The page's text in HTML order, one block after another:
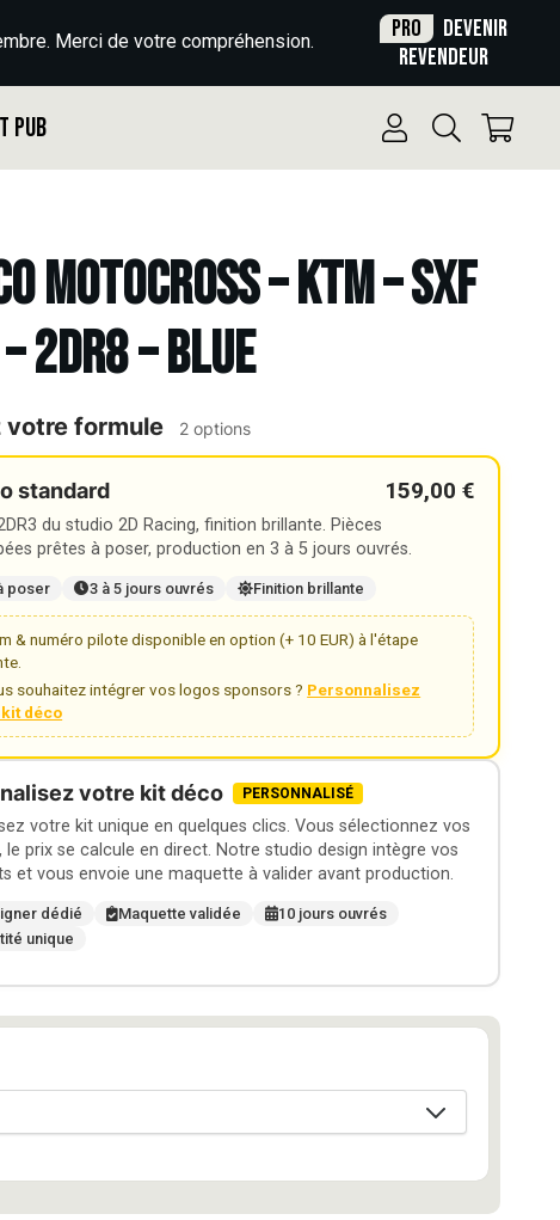
Merci de votre compréhension. Pro
Devenir
revendeur
Pub
Motocross – KTM – SXF
2DR8 – BLUE
votre formule 2 options
standard 159,00 €
du studio 2D Racing, finition brillante. Pièces
prêtes à poser, production en 3 à 5 jours ouvrés.
poser 3 à 5 jours ouvrés Finition brillante
& numéro pilote disponible en option (+ 10 EUR) à l'étape
souhaitez intégrer vos logos sponsors ? Personnalisez
déco
votre kit déco PERSONNALISÉ
votre kit unique en quelques clics. Vous sélectionnez vos
le prix se calcule en direct. Notre studio design intègre vos
et vous envoie une maquette à valider avant production.
dédié Maquette validée
10 jours ouvrés
unique